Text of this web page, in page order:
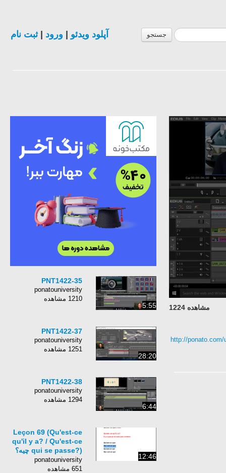
جستجو آپلود ویدئو ورود |ثبت نام
مشاهده 1224
http://ponato.com/
5:55
PNT1422-35
ponatouniversity
1210 مشاهده
28:20
PNT1422-37
ponatouniversity
1251 مشاهده
6:44
PNT1422-38
ponatouniversity
1294 مشاهده
12:46
Leçon 69 (Qu'est-ce
qu'il y a? / Qu'est-ce
qui se passe?) چیه؟
چی‌ شده؟
ponatouniversity
651 مشاهده